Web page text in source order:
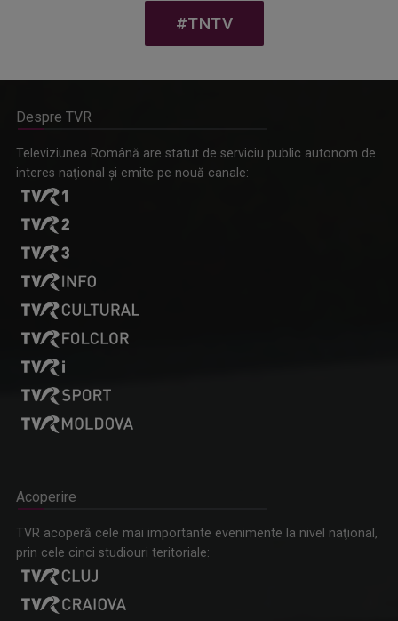
#TNTV
Despre TVR
Televiziunea Română are statut de serviciu public autonom de
interes naţional şi emite pe nouă canale:
Acoperire
TVR acoperă cele mai importante evenimente la nivel naţional,
prin cele cinci studiouri teritoriale: